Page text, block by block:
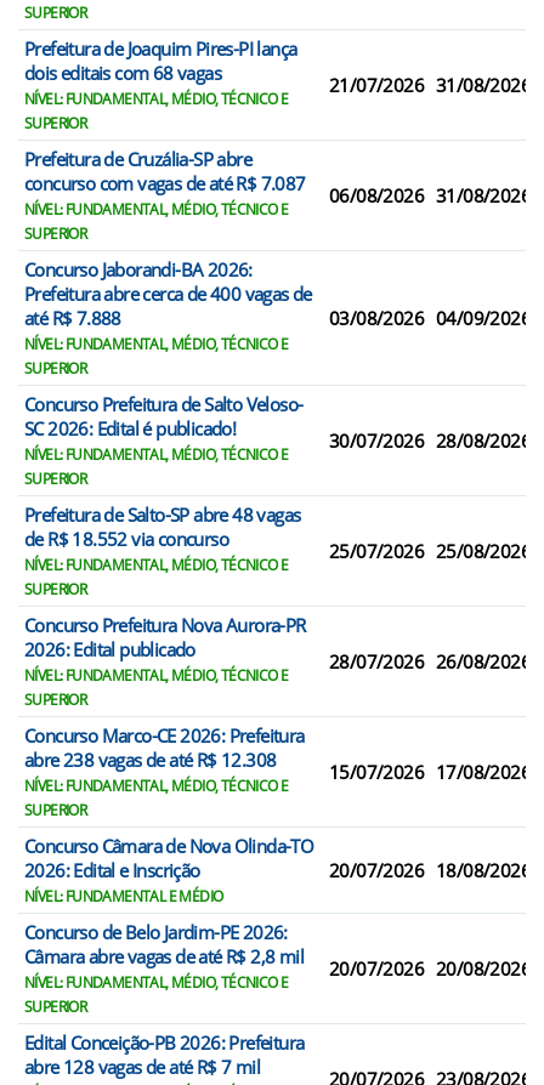
SUPERIOR
Prefeitura de Joaquim Pires-PI lança
dois editais com 68 vagas
NÍVEL: FUNDAMENTAL, MÉDIO, TÉCNICO E
SUPERIOR
21/07/2026 31/08/2026
Prefeitura de Cruzália-SP abre
concurso com vagas de até R$ 7.087
NÍVEL: FUNDAMENTAL, MÉDIO, TÉCNICO E
SUPERIOR
06/08/2026 31/08/2026
Concurso Jaborandi-BA 2026:
Prefeitura abre cerca de 400 vagas de
até R$ 7.888
NÍVEL: FUNDAMENTAL, MÉDIO, TÉCNICO E
SUPERIOR
03/08/2026 04/09/2026
Concurso Prefeitura de Salto Veloso-
SC 2026: Edital é publicado!
NÍVEL: FUNDAMENTAL, MÉDIO, TÉCNICO E
SUPERIOR
30/07/2026 28/08/2026
Prefeitura de Salto-SP abre 48 vagas
de R$ 18.552 via concurso
NÍVEL: FUNDAMENTAL, MÉDIO, TÉCNICO E
SUPERIOR
25/07/2026 25/08/2026
Concurso Prefeitura Nova Aurora-PR
2026: Edital publicado
NÍVEL: FUNDAMENTAL, MÉDIO, TÉCNICO E
SUPERIOR
28/07/2026 26/08/2026
Concurso Marco-CE 2026: Prefeitura
abre 238 vagas de até R$ 12.308
NÍVEL: FUNDAMENTAL, MÉDIO, TÉCNICO E
SUPERIOR
15/07/2026 17/08/2026
Concurso Câmara de Nova Olinda-TO
2026: Edital e Inscrição
NÍVEL: FUNDAMENTAL E MÉDIO
20/07/2026 18/08/2026
Concurso de Belo Jardim-PE 2026:
Câmara abre vagas de até R$ 2,8 mil
NÍVEL: FUNDAMENTAL, MÉDIO, TÉCNICO E
SUPERIOR
20/07/2026 20/08/2026
Edital Conceição-PB 2026: Prefeitura
abre 128 vagas de até R$ 7 mil
20/07/2026 23/08/2026